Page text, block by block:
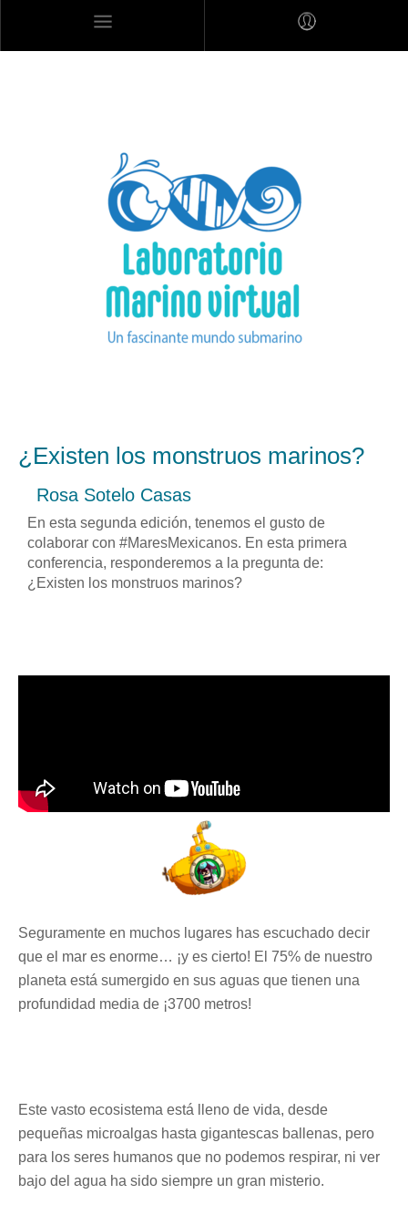
¿Existen los monstruos marinos?
Rosa Sotelo Casas
En esta segunda edición, tenemos el gusto de
colaborar con #MaresMexicanos. En esta primera
conferencia, responderemos a la pregunta de:
¿Existen los monstruos marinos?
Seguramente en muchos lugares has escuchado decir
que el mar es enorme… ¡y es cierto! El 75% de nuestro
planeta está sumergido en sus aguas que tienen una
profundidad media de ¡3700 metros!
Este vasto ecosistema está lleno de vida, desde
pequeñas microalgas hasta gigantescas ballenas, pero
para los seres humanos que no podemos respirar, ni ver
bajo del agua ha sido siempre un gran misterio.